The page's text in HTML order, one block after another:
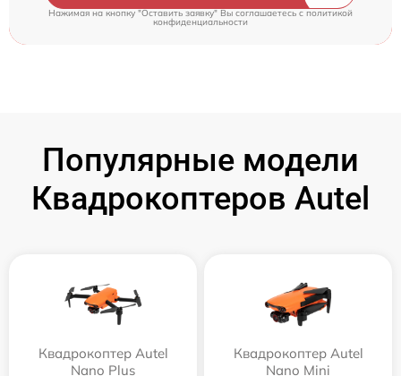
Нажимая на кнопку "Оставить заявку" Вы соглашаетесь c политикой
конфиденциальности
Популярные модели
Квадрокоптеров Autel
Квадрокоптер Autel
Nano Plus
Квадрокоптер Autel
Nano Mini